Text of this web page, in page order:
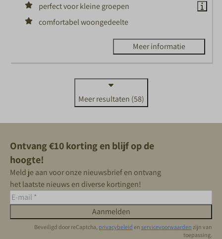
perfect voor kleine groepen
comfortabel woongedeelte
Meer informatie
Meer resultaten (58)
Ontvang €10 korting en blijf op de
hoogte!
Meld je aan voor onze nieuwsbrief en ontvang
het laatste nieuws en diverse kortingen!
Aanmelden
Beveiligd door reCaptcha, privacybeleid en servicevoorwaarden zijn van
toepassing.